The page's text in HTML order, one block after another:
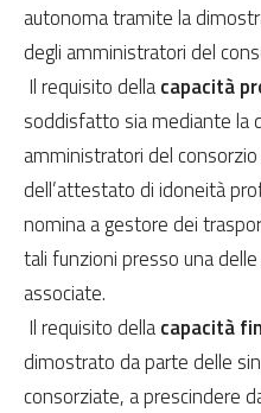
autonoma tramite la
degli amministratori del
Il requisito dellacapacità
soddisfatto sia mediante la
amministratori del
dell’attestato di idoneità
nomina a gestore dei
tali funzioni presso una
associate.
Il requisito dellacapacità
dimostrato da parte delle
consorziate, a prescindere